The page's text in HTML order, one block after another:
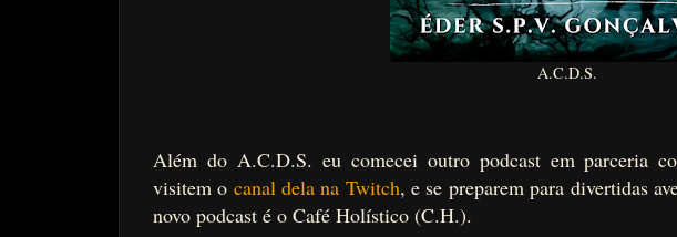
A.C.D.S.
Além do A.C.D.S. eu comecei outro podcast em parceria
visitem o canal dela na Twitch, e se preparem para divertidas
novo podcast é o Café Holístico (C.H.).